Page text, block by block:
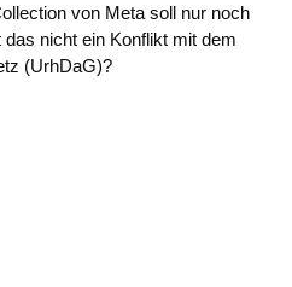
von Meta soll nur noch
nicht ein Konflikt mit dem
(UrhDaG)?